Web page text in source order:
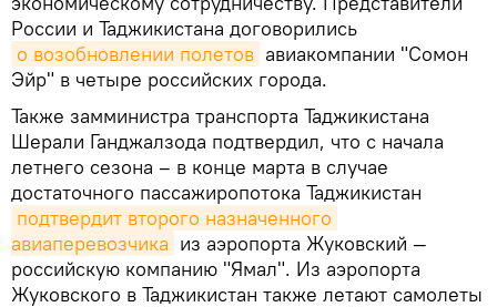
России и Таджикистана договорились
о возобновлении полетов авиакомпании "Сомон
Эйр" в четыре российских города.
Также замминистра транспорта Таджикистана
Шерали Ганджалзода подтвердил, что с начала
летнего сезона – в конце марта в случае
достаточного пассажиропотока Таджикистан
подтвердит второго назначенного
авиаперевозчика из аэропорта Жуковский —
российскую компанию "Ямал". Из аэропорта
Жуковского в Таджикистан также летают самолеты